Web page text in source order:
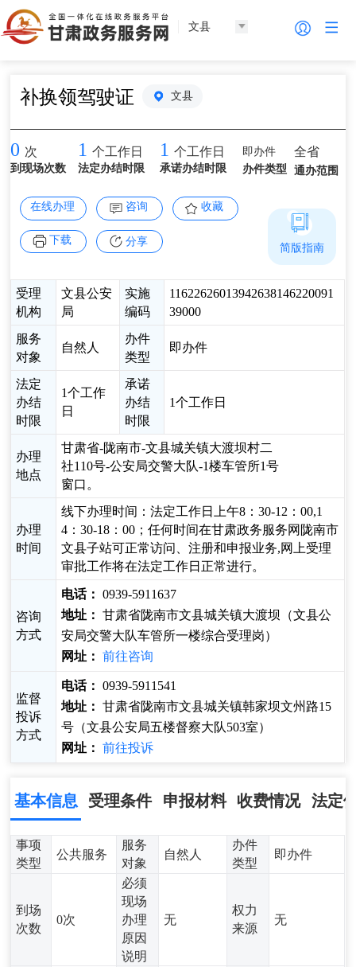
文县
补换领驾驶证 文县
0 次
到现场次数
1 个工作日
法定办结时限
1 个工作日
承诺办结时限
即办件
办件类型
全省
通办范围
在线办理 咨询 收藏
下载 分享
受理
机构
文县公安
局
实施
编码
11622626013942638146220091
39000
服务
对象
自然人
办件
类型
即办件
法定
办结
时限
1个工作
日
承诺
办结
时限
1个工作日
办理
地点
甘肃省-陇南市-文县城关镇大渡坝村二
社110号-公安局交警大队-1楼车管所1号
窗口。
办理
时间
线下办理时间：法定工作日上午8：30-12：00,1
4：30-18：00；任何时间在甘肃政务服务网陇南市
文县子站可正常访问、注册和申报业务,网上受理
审批工作将在法定工作日正常进行。
咨询
方式
电话： 0939-5911637
地址： 甘肃省陇南市文县城关镇大渡坝（文县公
安局交警大队车管所一楼综合受理岗）
网址： 前往咨询
监督
投诉
方式
电话： 0939-5911541
地址： 甘肃省陇南市文县城关镇韩家坝文州路15
号（文县公安局五楼督察大队503室）
网址： 前往投诉
简版指南
基本信息 受理条件 申报材料 收费情况 法定
事项
类型
公共服务
服务
对象
自然人
办件
类型
即办件
到场
次数
0次
必须
现场
办理
原因
说明
无
权力
来源
无